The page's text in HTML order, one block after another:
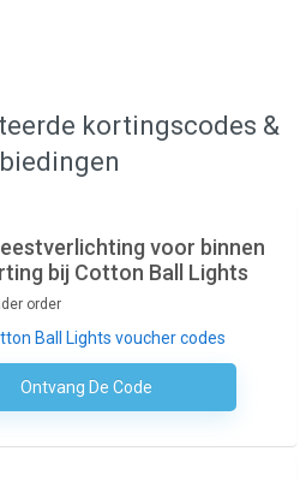
kortingscodes &
voor binnen
bij Cotton Ball Lights
order
Ball Lights voucher codes
Ontvang De CodeGeen Code Nodig